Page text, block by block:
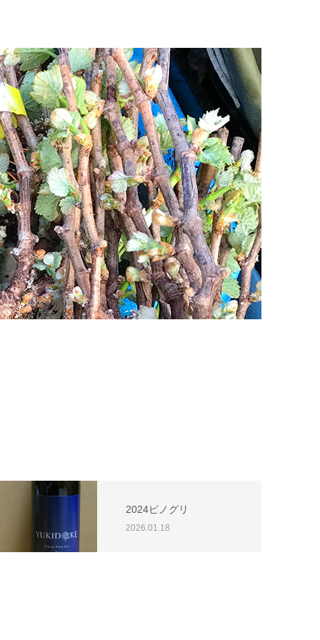
2024ピノグリ
2026.01.18